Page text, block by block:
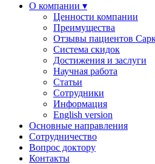
О компании ▾
Ценности компании
Преимущества
Отзывы пациентов
Система скидок
Достижения и заслуги
Научная работа
Статьи
Сотрудники
Информация
English version
Основные направления
Сотрудничество
Вопрос доктору
Контакты